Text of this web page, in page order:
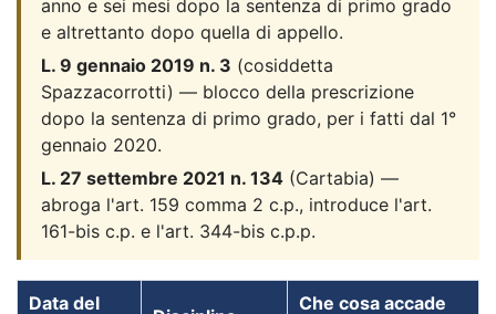
anno e sei mesi dopo la sentenza di primo grado
e altrettanto dopo quella di appello.
L. 9 gennaio 2019 n. 3 (cosiddetta
Spazzacorrotti) — blocco della prescrizione
dopo la sentenza di primo grado, per i fatti dal 1°
gennaio 2020.
L. 27 settembre 2021 n. 134 (Cartabia) —
abroga l'art. 159 comma 2 c.p., introduce l'art.
161-bis c.p. e l'art. 344-bis c.p.p.
Data del
Che cosa accade